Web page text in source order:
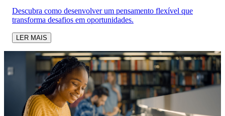
Descubra como desenvolver um pensamento flexível que
transforma desafios em oportunidades.
LER MAIS